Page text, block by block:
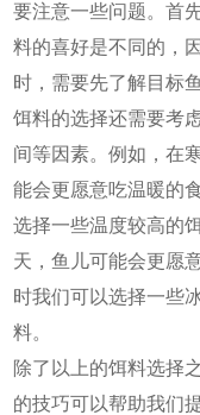
要注意一些问题。首
料的喜好是不同的，
时，需要先了解目标
饵料的选择还需要考
间等因素。例如，在
能会更愿意吃温暖的
选择一些温度较高的
天，鱼儿可能会更愿
时我们可以选择一些
料。
除了以上的饵料选择
的技巧可以帮助我们